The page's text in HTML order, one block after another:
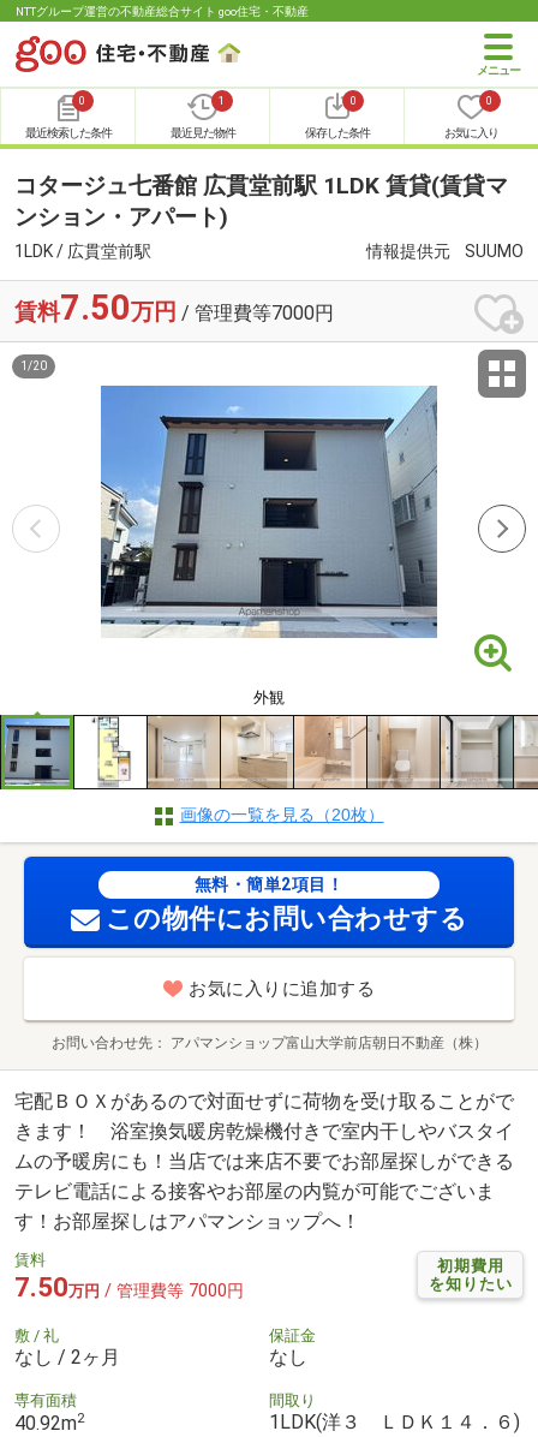
NTTグループ運営の不動産総合サイト goo住宅・不動産
0
最近検索した条件
1
最近見た物件
0
保存した条件
0
お気に入り
コタージュ七番館 広貫堂前駅 1LDK 賃貸(賃貸マ
ンション・アパート)
1LDK / 広貫堂前駅 情報提供元 SUUMO
賃料7.50万円 / 管理費等7000円
外観
1 /20
画像の一覧を見る（20枚）
無料・簡単2項目！
この物件にお問い合わせする
お気に入りに追加する
お問い合わせ先 アパマンショップ富山大学前店朝日不動産（株）
宅配ＢＯＸがあるので対面せずに荷物を受け取ることがで
きます！ 浴室換気暖房乾燥機付きで室内干しやバスタイ
ムの予暖房にも！当店では来店不要でお部屋探しができる
テレビ電話による接客やお部屋の内覧が可能でございま
す！お部屋探しはアパマンショップへ！
初期費用
を知りたい
賃料
7.50万円 / 管理費等 7000円
敷 / 礼
なし / 2ヶ月
保証金
なし
専有面積
40.92m2
間取り
1LDK(洋３ ＬＤＫ１４．６)